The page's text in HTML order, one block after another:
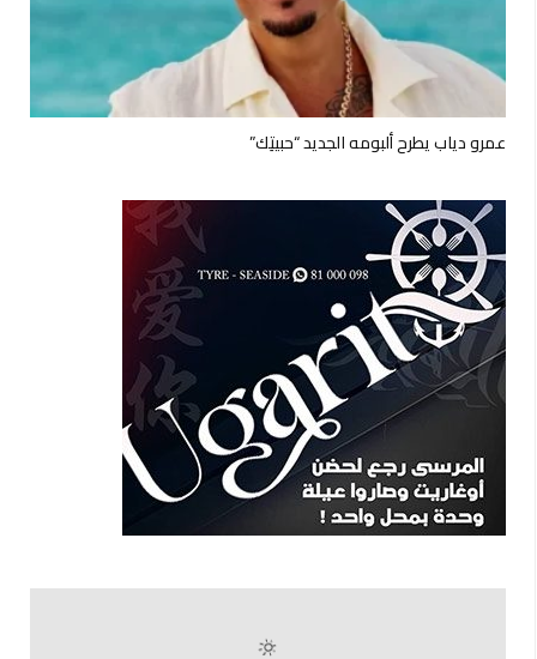
عمرو دياب يطرح ألبومه الجديد “حبيتِك”